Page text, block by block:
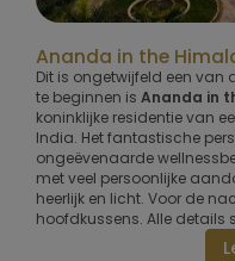
Ananda in the
Dit is ongetwijfeld een van
te beginnen is Ananda in
koninklijke residentie van
India. Het fantastische
ongeëvenaarde
met veel persoonlijke
heerlijk en licht. Voor de
hoofdkussens. Alle details